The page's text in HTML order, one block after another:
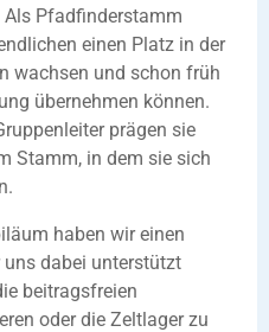
Pfadfinderstamm
einen Platz in der
wachsen und schon früh
übernehmen können.
prägen sie
Stamm, in dem sie sich
haben wir einen
uns dabei unterstützt
beitragsfreien
oder die Zeltlager zu